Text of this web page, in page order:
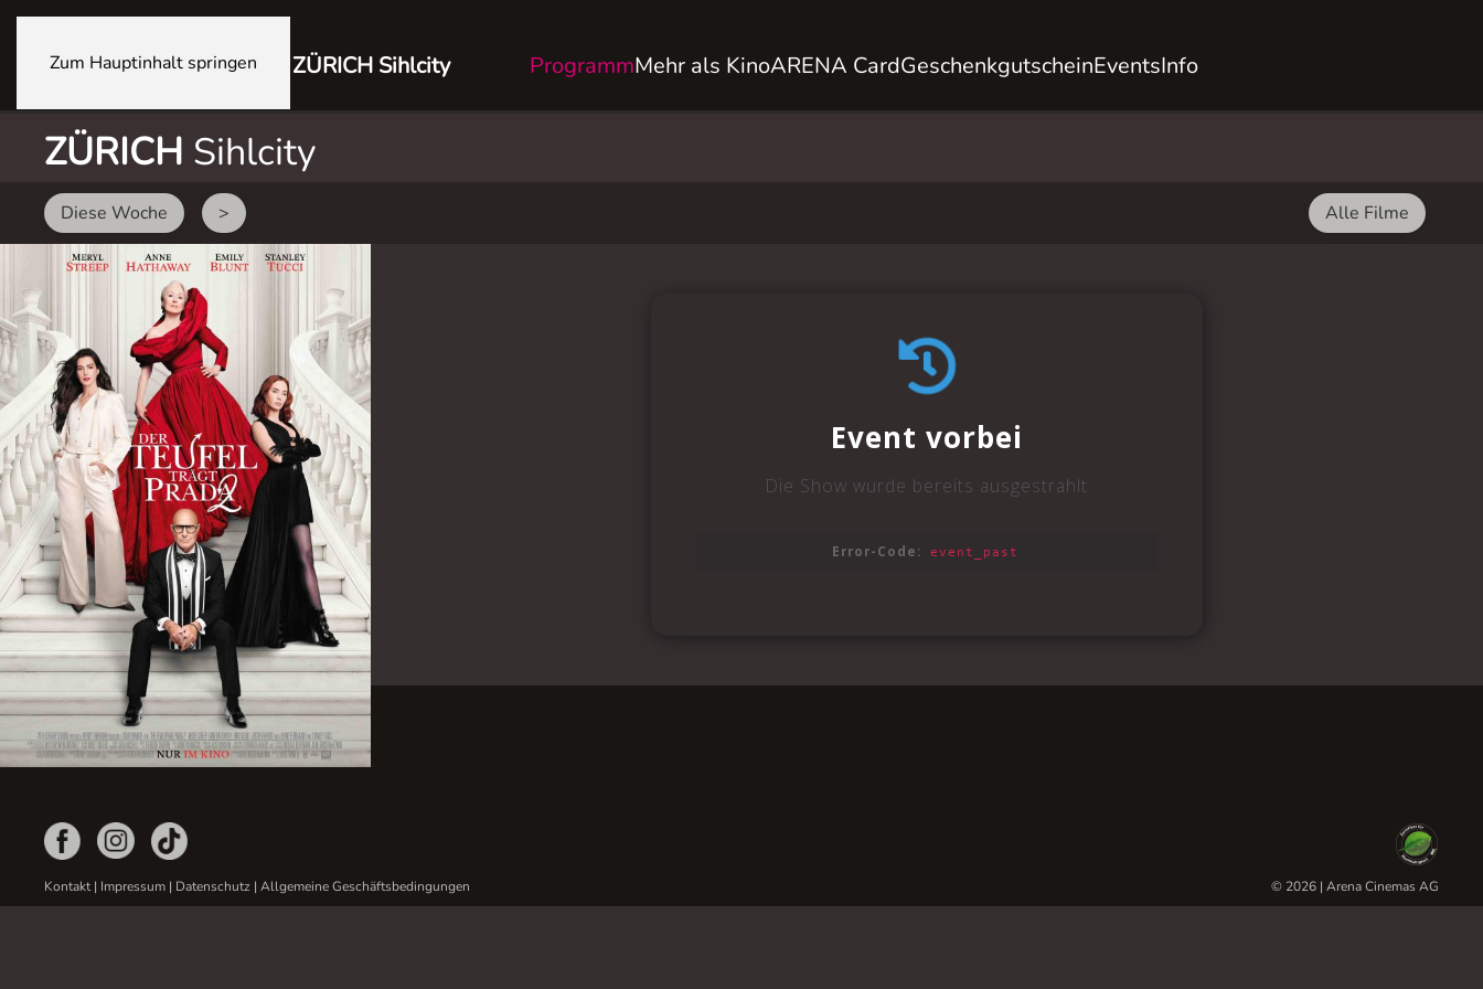
Zum Hauptinhalt springen ZÜRICH Sihlcity ProgrammMehr als KinoARENA CardGeschenkgutscheinEventsInfo
ZÜRICH Sihlcity
Diese Woche > Alle Filme
Kontakt| Impressum | Datenschutz | Allgemeine Geschäftsbedingungen © 2026 | Arena Cinemas AG